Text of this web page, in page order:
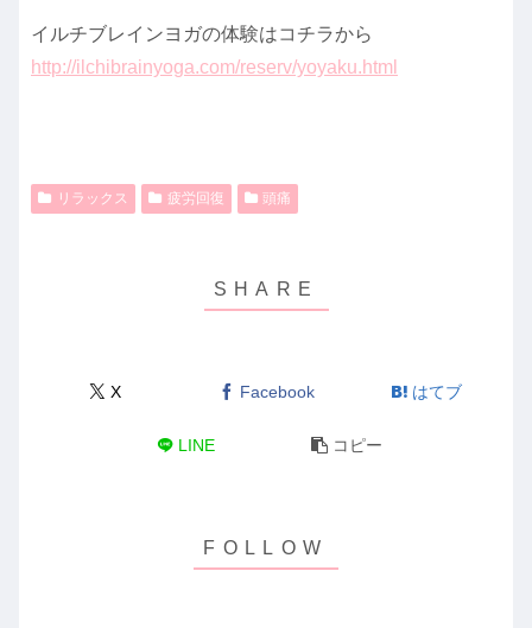
イルチブレインヨガの体験はコチラから
http://ilchibrainyoga.com/reserv/yoyaku.html
リラックス 疲労回復 頭痛
X Facebook はてブ
LINE コピー